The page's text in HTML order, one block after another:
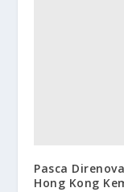
Pasca
Hong Kong